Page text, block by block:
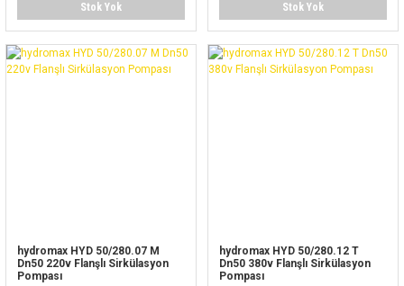
Stok Yok Stok Yok
hydromax HYD 50/280.07 M
Dn50 220v Flanşlı Sirkülasyon
Pompası
hydromax HYD 50/280.12 T
Dn50 380v Flanşlı Sirkülasyon
Pompası